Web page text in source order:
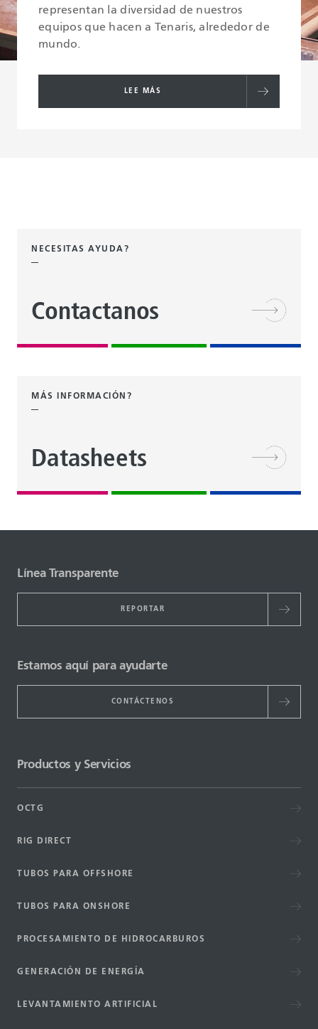
representan la diversidad de nuestros
equipos que hacen a Tenaris, alrededor de
mundo.
LEE MÁS
NECESITAS AYUDA?
Contactanos
MÁS INFORMACIÓN?
Datasheets
Línea Transparente
REPORTAR
Estamos aquí para ayudarte
CONTÁCTENOS
Productos y Servicios
OCTG
RIG DIRECT
TUBOS PARA OFFSHORE
TUBOS PARA ONSHORE
PROCESAMIENTO DE HIDROCARBUROS
GENERACIÓN DE ENERGÍA
LEVANTAMIENTO ARTIFICIAL